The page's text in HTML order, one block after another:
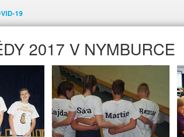
19
2017 V NYMBURCE